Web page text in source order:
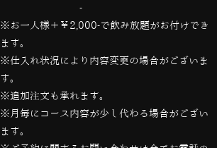
————————————————-
※お一人様＋￥2,000-で飲み放題がお付けでき
ます。
※仕入れ状況により内容変更の場合がございま
す。
※追加注文も承れます。
※月毎にコース内容が少し代わる場合がござい
ます。